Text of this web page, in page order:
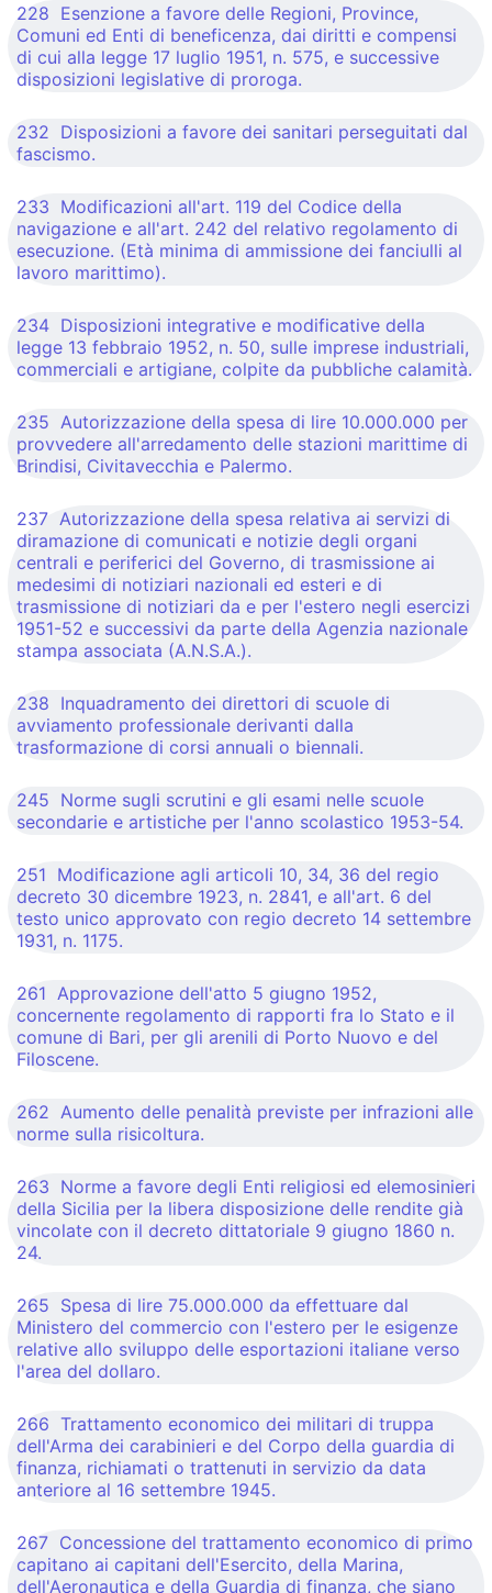
228 Esenzione a favore delle Regioni, Province,
Comuni ed Enti di beneficenza, dai diritti e compensi
di cui alla legge 17 luglio 1951, n. 575, e successive
disposizioni legislative di proroga.
232 Disposizioni a favore dei sanitari perseguitati dal
fascismo.
233 Modificazioni all'art. 119 del Codice della
navigazione e all'art. 242 del relativo regolamento di
esecuzione. (Età minima di ammissione dei fanciulli al
lavoro marittimo).
234 Disposizioni integrative e modificative della
legge 13 febbraio 1952, n. 50, sulle imprese industriali,
commerciali e artigiane, colpite da pubbliche calamità.
235 Autorizzazione della spesa di lire 10.000.000 per
provvedere all'arredamento delle stazioni marittime di
Brindisi, Civitavecchia e Palermo.
237 Autorizzazione della spesa relativa ai servizi di
diramazione di comunicati e notizie degli organi
centrali e periferici del Governo, di trasmissione ai
medesimi di notiziari nazionali ed esteri e di
trasmissione di notiziari da e per l'estero negli esercizi
1951-52 e successivi da parte della Agenzia nazionale
stampa associata (A.N.S.A.).
238 Inquadramento dei direttori di scuole di
avviamento professionale derivanti dalla
trasformazione di corsi annuali o biennali.
245 Norme sugli scrutini e gli esami nelle scuole
secondarie e artistiche per l'anno scolastico 1953-54.
251 Modificazione agli articoli 10, 34, 36 del regio
decreto 30 dicembre 1923, n. 2841, e all'art. 6 del
testo unico approvato con regio decreto 14 settembre
1931, n. 1175.
261 Approvazione dell'atto 5 giugno 1952,
concernente regolamento di rapporti fra lo Stato e il
comune di Bari, per gli arenili di Porto Nuovo e del
Filoscene.
262 Aumento delle penalità previste per infrazioni alle
norme sulla risicoltura.
263 Norme a favore degli Enti religiosi ed elemosinieri
della Sicilia per la libera disposizione delle rendite già
vincolate con il decreto dittatoriale 9 giugno 1860 n.
24.
265 Spesa di lire 75.000.000 da effettuare dal
Ministero del commercio con l'estero per le esigenze
relative allo sviluppo delle esportazioni italiane verso
l'area del dollaro.
266 Trattamento economico dei militari di truppa
dell'Arma dei carabinieri e del Corpo della guardia di
finanza, richiamati o trattenuti in servizio da data
anteriore al 16 settembre 1945.
267 Concessione del trattamento economico di primo
capitano ai capitani dell'Esercito, della Marina,
dell'Aeronautica e della Guardia di finanza, che siano